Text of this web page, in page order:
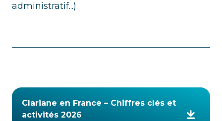
administratif...).
Clariane en France – Chiffres clés et
activités 2026